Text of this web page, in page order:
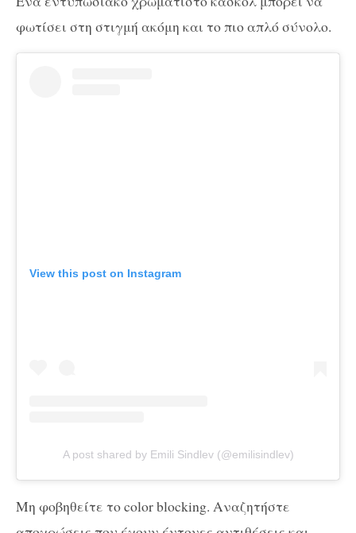
φωτίσει στη στιγμή ακόμη και το πιο απλό σύνολο.
View this post on Instagram
A post shared by Emili Sindlev (@emilisindlev)
Μη φοβηθείτε το color blocking. Αναζητήστε